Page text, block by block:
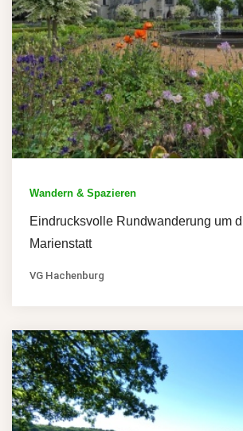
Wandern & Spazieren
Eindrucksvolle Rundwanderung um
Marienstatt
VG Hachenburg